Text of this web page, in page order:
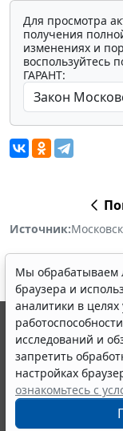
Для просмотра
получения
изменениях и
воспользуйтесь
ГАРАНТ:
Источник:
Мы обрабатываем
браузера и
аналитики в
исследований и
запретить
настройках
ознакомьтесь с
© ООО "НПП
выпускается с
являются
информации
Портал ГАРАНТ.РУ
издания